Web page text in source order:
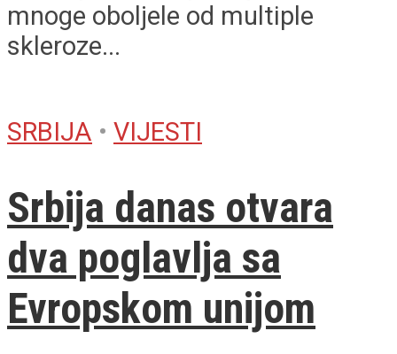
mnoge oboljele od multiple
skleroze...
SRBIJA • VIJESTI
Srbija danas otvara
dva poglavlja sa
Evropskom unijom